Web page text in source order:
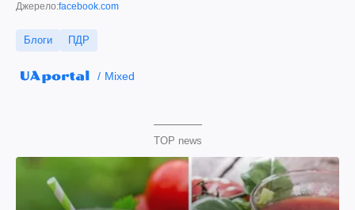
Джерело:facebook.com
Блоги ПДР
Mixed
TOP news